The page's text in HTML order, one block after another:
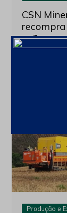
CSN
ações
Produção e